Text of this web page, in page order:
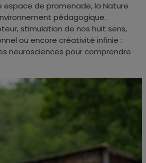
espace de promenade, la Nature
pédagogique.
stimulation de nos huit sens,
ou encore créativité infinie :
neurosciences pour comprendre